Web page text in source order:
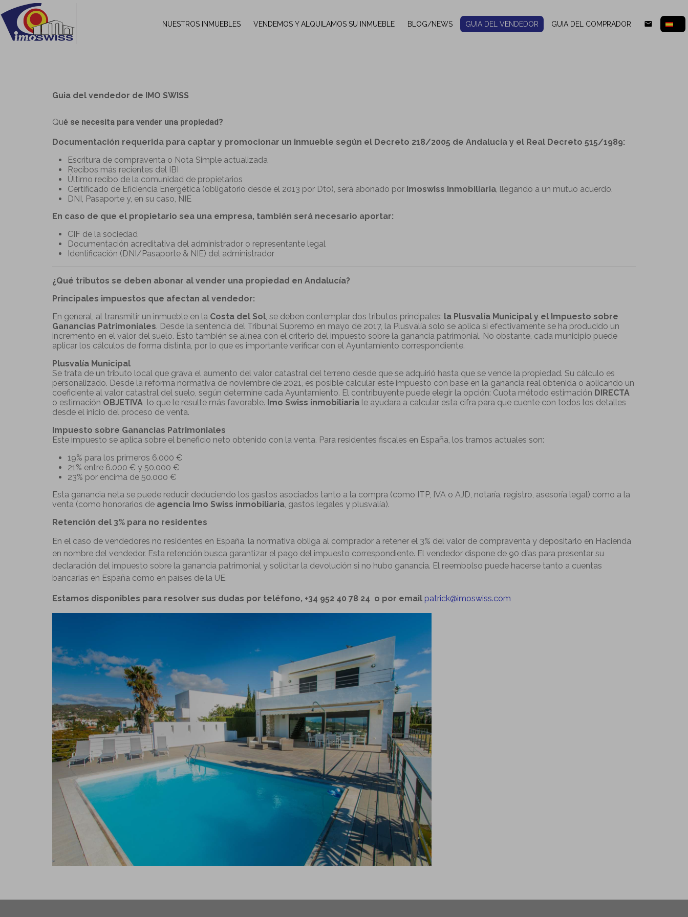
NUESTROS INMUEBLES VENDEMOS Y ALQUILAMOS SU INMUEBLE BLOG/NEWS GUIA DEL VENDEDOR GUIA DEL COMPRADOR email
Guia del vendedor de IMO SWISS
Qué se necesita para vender una propiedad?
Documentación requerida para captar y promocionar un inmueble según el Decreto 218/2005 de Andalucía y el Real Decreto 515/1989:
Escritura de compraventa o Nota Simple actualizada
Recibos más recientes del IBI
Último recibo de la comunidad de propietarios
Certificado de Eficiencia Energética (obligatorio desde el 2013 por Dto), será abonado por Imoswiss Inmobiliaria, llegando a un mutuo acuerdo.
DNI, Pasaporte y, en su caso, NIE
En caso de que el propietario sea una empresa, también será necesario aportar:
CIF de la sociedad
Documentación acreditativa del administrador o representante legal
Identificación (DNI/Pasaporte & NIE) del administrador
¿Qué tributos se deben abonar al vender una propiedad en Andalucía?
Principales impuestos que afectan al vendedor:
En general, al transmitir un inmueble en la Costa del Sol, se deben contemplar dos tributos principales: la Plusvalía Municipal y el Impuesto sobre
Ganancias Patrimoniales. Desde la sentencia del Tribunal Supremo en mayo de 2017, la Plusvalía solo se aplica si efectivamente se ha producido un
incremento en el valor del suelo. Esto también se alinea con el criterio del impuesto sobre la ganancia patrimonial. No obstante, cada municipio puede
aplicar los cálculos de forma distinta, por lo que es importante verificar con el Ayuntamiento correspondiente.
Plusvalía Municipal
Se trata de un tributo local que grava el aumento del valor catastral del terreno desde que se adquirió hasta que se vende la propiedad. Su cálculo es
personalizado. Desde la reforma normativa de noviembre de 2021, es posible calcular este impuesto con base en la ganancia real obtenida o aplicando un
coeficiente al valor catastral del suelo, según determine cada Ayuntamiento. El contribuyente puede elegir la opción: Cuota método estimación DIRECTA
o estimación OBJETIVA lo que le resulte más favorable. Imo Swiss inmobiliaria le ayudara a calcular esta cifra para que cuente con todos los detalles
desde el inicio del proceso de venta.
Impuesto sobre Ganancias Patrimoniales
Este impuesto se aplica sobre el beneficio neto obtenido con la venta. Para residentes fiscales en España, los tramos actuales son:
19% para los primeros 6.000 €
21% entre 6.000 € y 50.000 €
23% por encima de 50.000 €
Esta ganancia neta se puede reducir deduciendo los gastos asociados tanto a la compra (como ITP, IVA o AJD, notaría, registro, asesoría legal) como a la
venta (como honorarios de agencia Imo Swiss inmobiliaria, gastos legales y plusvalía).
Retención del 3% para no residentes
En el caso de vendedores no residentes en España, la normativa obliga al comprador a retener el 3% del valor de compraventa y depositarlo en Hacienda
en nombre del vendedor. Esta retención busca garantizar el pago del impuesto correspondiente. El vendedor dispone de 90 días para presentar su
declaración del impuesto sobre la ganancia patrimonial y solicitar la devolución si no hubo ganancia. El reembolso puede hacerse tanto a cuentas
bancarias en España como en países de la UE.
Estamos disponibles para resolver sus dudas por teléfono, +34 952 40 78 24 o por email patrick@imoswiss.com